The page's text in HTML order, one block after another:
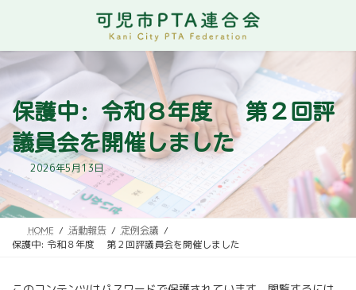
ン
ツ
プ
ー
シ
動
保護中: 令和８年度 第２回評
議員会を開催しました
2026年5月13日
HOME 活動報告
定例会議
保護中: 令和８年度 第２回評議員会を開催しました